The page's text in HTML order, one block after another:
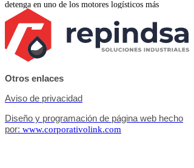
detenga en uno de los motores logísticos más
importantes del país.
Otros enlaces
Aviso de privacidad
Diseño y programación de página web hecho
por: www.corporativolink.com